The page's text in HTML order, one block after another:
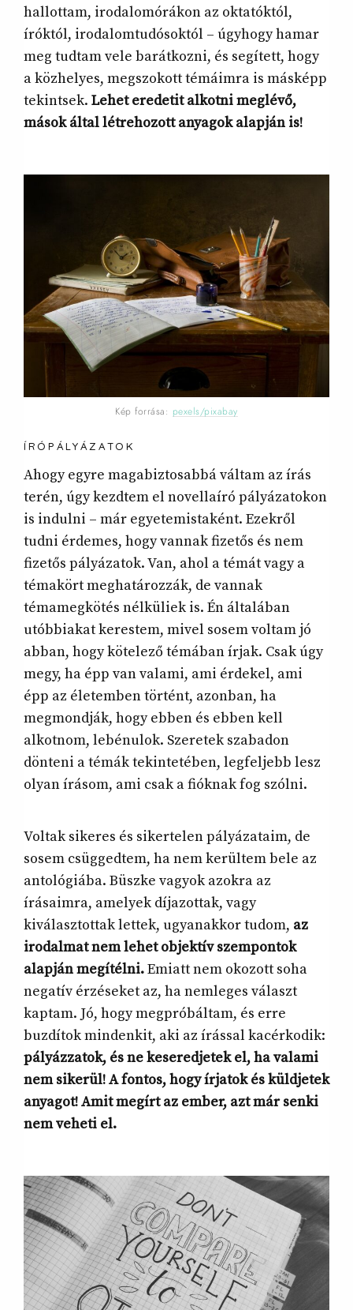
hallottam, irodalomórákon az oktatóktól,
íróktól, irodalomtudósoktól – úgyhogy hamar
meg tudtam vele barátkozni, és segített, hogy
a közhelyes, megszokott témáimra is másképp
tekintsek. Lehet eredetit alkotni meglévő,
mások által létrehozott anyagok alapján is!
Kép forrása: pexels/pixabay
ÍRÓPÁLYÁZATOK
Ahogy egyre magabiztosabbá váltam az írás
terén, úgy kezdtem el novellaíró pályázatokon
is indulni – már egyetemistaként. Ezekről
tudni érdemes, hogy vannak fizetős és nem
fizetős pályázatok. Van, ahol a témát vagy a
témakört meghatározzák, de vannak
témamegkötés nélküliek is. Én általában
utóbbiakat kerestem, mivel sosem voltam jó
abban, hogy kötelező témában írjak. Csak úgy
megy, ha épp van valami, ami érdekel, ami
épp az életemben történt, azonban, ha
megmondják, hogy ebben és ebben kell
alkotnom, lebénulok. Szeretek szabadon
dönteni a témák tekintetében, legfeljebb lesz
olyan írásom, ami csak a fióknak fog szólni.
Voltak sikeres és sikertelen pályázataim, de
sosem csüggedtem, ha nem kerültem bele az
antológiába. Büszke vagyok azokra az
írásaimra, amelyek díjazottak, vagy
kiválasztottak lettek, ugyanakkor tudom, az
irodalmat nem lehet objektív szempontok
alapján megítélni.Emiatt nem okozott soha
negatív érzéseket az, ha nemleges választ
kaptam. Jó, hogy megpróbáltam, és erre
buzdítok mindenkit, aki az írással kacérkodik:
pályázzatok, és ne keseredjetek el, ha valami
nem sikerül! A fontos, hogy írjatok és küldjetek
anyagot! Amit megírt az ember, azt már senki
nem veheti el.